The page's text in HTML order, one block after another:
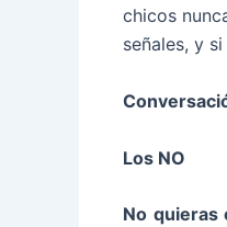
chicos
señales, y
Los NO
No quieras